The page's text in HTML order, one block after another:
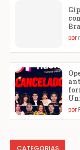
por
por